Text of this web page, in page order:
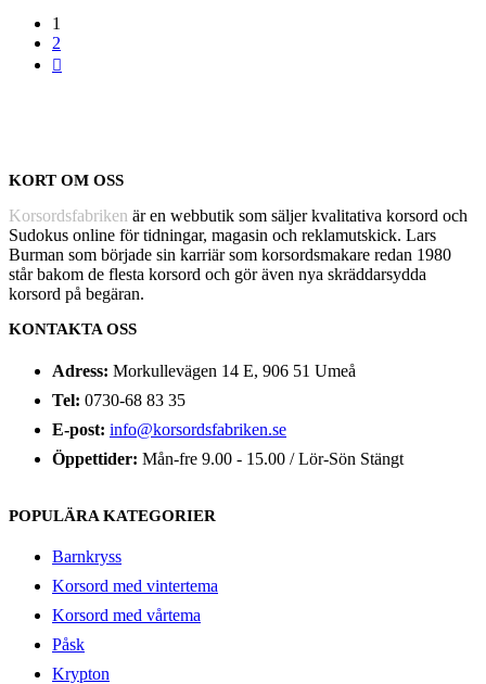
1
2
KORT OM OSS
Korsordsfabriken är en webbutik som säljer kvalitativa korsord och
Sudokus online för tidningar, magasin och reklamutskick. Lars
Burman som började sin karriär som korsordsmakare redan 1980
står bakom de flesta korsord och gör även nya skräddarsydda
korsord på begäran.
KONTAKTA OSS
Adress: Morkullevägen 14 E, 906 51 Umeå
Tel: 0730-68 83 35
E-post: info@korsordsfabriken.se
Öppettider: Mån-fre 9.00 - 15.00 / Lör-Sön Stängt
POPULÄRA KATEGORIER
Barnkryss
Korsord med vintertema
Korsord med vårtema
Påsk
Krypton